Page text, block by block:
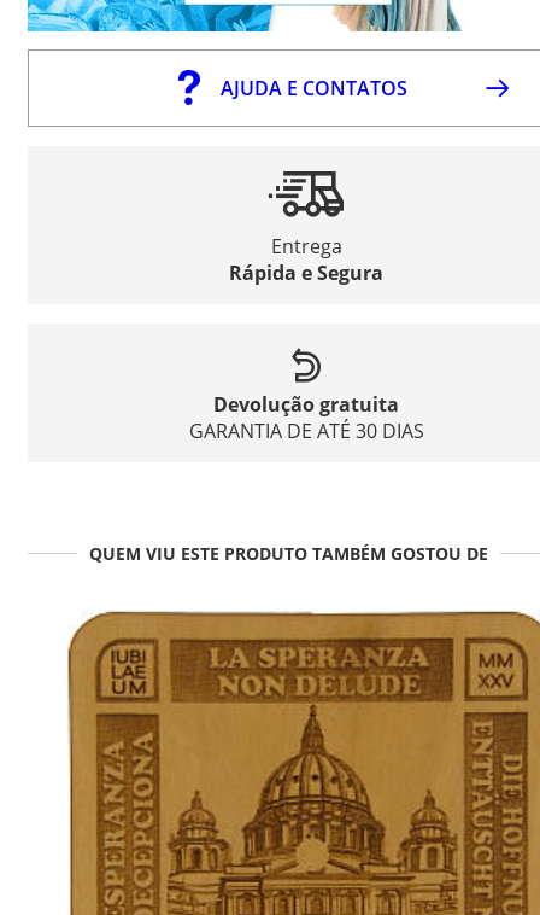
AJUDA E CONTATOS
Entrega
Rápida e Segura
Devolução gratuita
GARANTIA DE ATÉ 30 DIAS
QUEM VIU ESTE PRODUTO TAMBÉM GOSTOU DE